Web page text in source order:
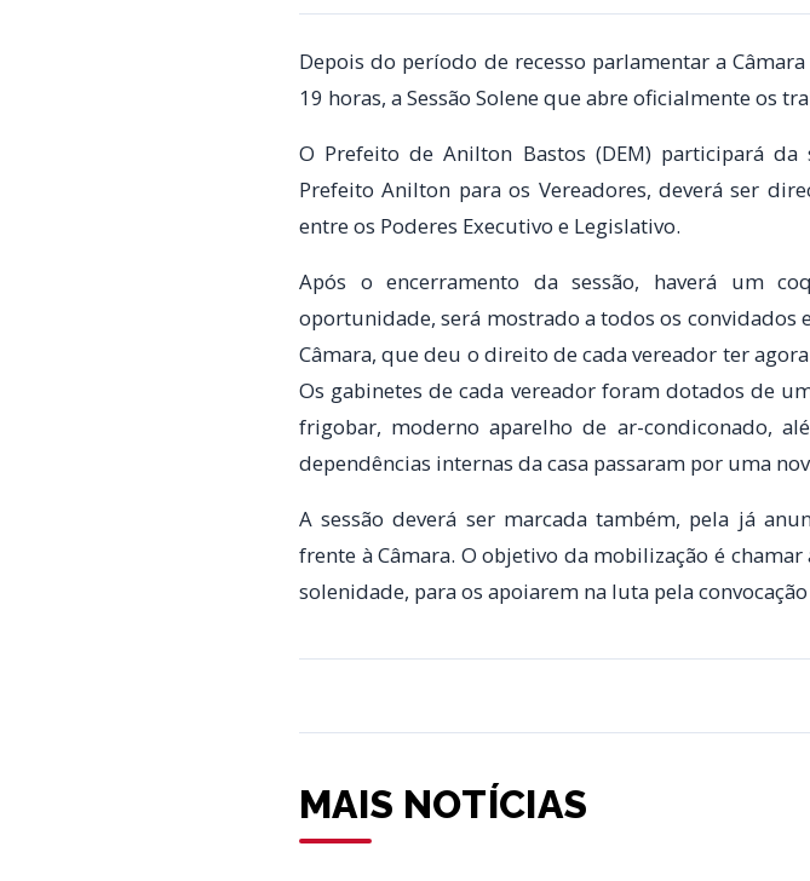
Depois do período de recesso parlamentar a
19 horas, a Sessão Solene que abre oficialmente os
O Prefeito de Anilton Bastos (DEM) participará
Prefeito Anilton para os Vereadores, deverá ser
entre os Poderes Executivo e Legislativo.
Após o encerramento da sessão, haverá um
oportunidade, será mostrado a todos os
Câmara, que deu o direito de cada vereador ter
Os gabinetes de cada vereador foram dotados de
frigobar, moderno aparelho de ar-condiconado,
dependências internas da casa passaram por uma
A sessão deverá ser marcada também, pela já
frente à Câmara. O objetivo da mobilização é
solenidade, para os apoiarem na luta pela
MAIS NOTÍCIAS